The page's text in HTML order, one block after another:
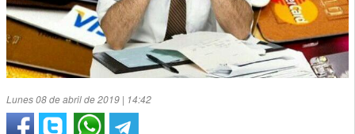
Lunes 08 de abril de 2019 | 14:42